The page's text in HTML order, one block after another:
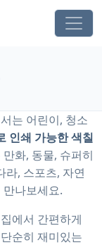
는 어린이, 청소
인쇄 가능한 색칠
화, 동물, 슈퍼히
라, 스포츠, 자연
나보세요.
에서 간편하게
순히 재미있는